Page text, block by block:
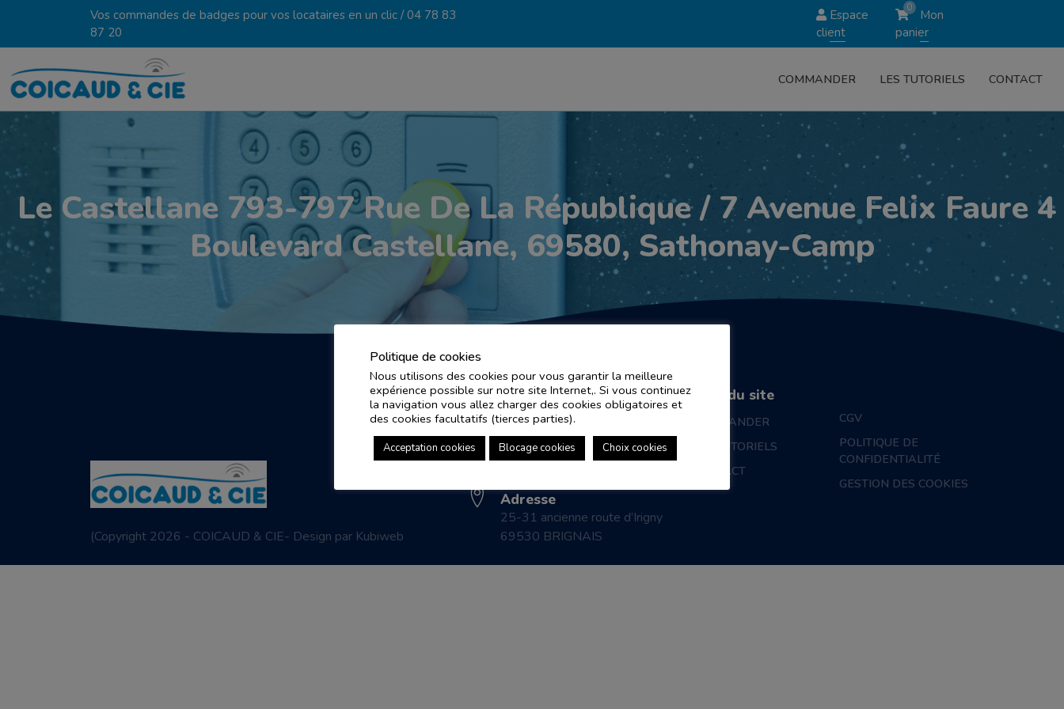
Vos commandes de badges pour vos locataires en un clic /04 78 83
87 20
Espace
client
0
Mon
panier
COMMANDER LES TUTORIELS CONTACT
Le Castellane 793-797 Rue De La République / 7 Avenue Felix Faure 4
Boulevard Castellane, 69580, Sathonay-Camp
(Copyright 2026 - COICAUD & CIE- Design par Kubiweb
Adresse e-mail
controle.coicaud@ascenseurnsa.fr
Numéro de téléphone
04 78 83 87 20
Adresse
25-31 ancienne route d’Irigny
69530 BRIGNAIS
Plan du site
COMMANDER
LES TUTORIELS
CONTACT
CGV
POLITIQUE DE
CONFIDENTIALITÉ
GESTION DES COOKIES
Politique de cookies
Nous utilisons des cookies pour vous garantir la meilleure
expérience possible sur notre site Internet,. Si vous continuez
la navigation vous allez charger des cookies obligatoires et
des cookies facultatifs (tierces parties).
Acceptation cookies Blocage cookies Choix cookies